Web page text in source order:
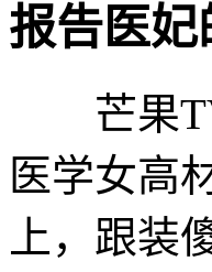
报告医妃
芒果TV
医学女高
上，跟装